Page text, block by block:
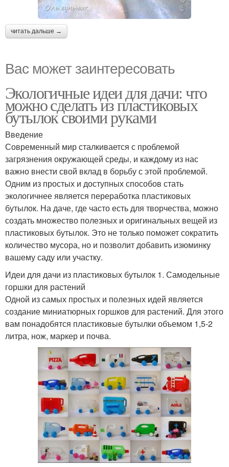
читать дальше →
Вас может заинтересовать
Экологичные идеи для дачи: что
можно сделать из пластиковых
бутылок своими руками
Введение
Современный мир сталкивается с проблемой
загрязнения окружающей среды, и каждому из нас
важно внести свой вклад в борьбу с этой проблемой.
Одним из простых и доступных способов стать
экологичнее является переработка пластиковых
бутылок. На даче, где часто есть для творчества, можно
создать множество полезных и оригинальных вещей из
пластиковых бутылок. Это не только поможет сократить
количество мусора, но и позволит добавить изюминку
вашему саду или участку.
Идеи для дачи из пластиковых бутылок 1. Самодельные
горшки для растений
Одной из самых простых и полезных идей является
создание миниатюрных горшков для растений. Для этого
вам понадобятся пластиковые бутылки объемом 1,5-2
литра, нож, маркер и почва.